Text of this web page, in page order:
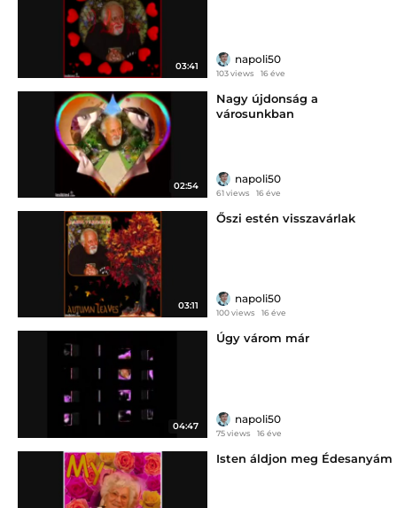
03:41
napoli50
103 views 16 éve
02:54
Nagy újdonság a
városunkban
napoli50
61 views 16 éve
03:11
Őszi estén visszavárlak
napoli50
100 views 16 éve
04:47
Úgy várom már
napoli50
75 views 16 éve
Isten áldjon meg Édesanyám